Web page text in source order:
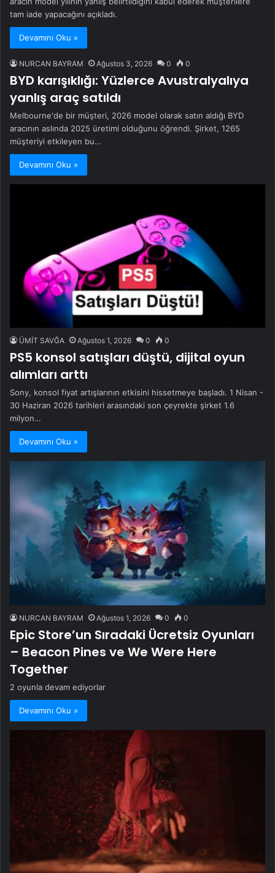
tam iade yapacağını açıkladı.
Devamını Oku »
NURCAN BAYRAM Ağustos 3, 2026 0 0
BYD karışıklığı: Yüzlerce Avustralyalıya
yanlış araç satıldı
Melbourne'de bir müşteri, 2026 model olarak satın aldığı BYD
aracının aslında 2025 üretimi olduğunu öğrendi. Şirket, 1265
müşteriyi etkileyen bu…
Devamını Oku »
ÜMİT SAVĞA Ağustos 1, 2026 0 0
PS5 konsol satışları düştü, dijital oyun
alımları arttı
Sony, konsol fiyat artışlarının etkisini hissetmeye başladı. 1 Nisan -
30 Haziran 2026 tarihleri ​​arasındaki son çeyrekte şirket 1.6
milyon…
Devamını Oku »
NURCAN BAYRAM Ağustos 1, 2026 0 0
Epic Store’un Sıradaki Ücretsiz Oyunları
– Beacon Pines ve We Were Here
Together
2 oyunla devam ediyorlar
Devamını Oku »